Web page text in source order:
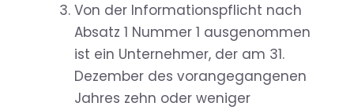
Von der Informationspflicht nach
Absatz 1 Nummer 1 ausgenommen
ist ein Unternehmer, der am 31.
Dezember des vorangegangenen
Jahres zehn oder weniger